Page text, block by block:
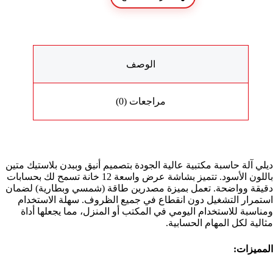
الوصف
مراجعات (0)
ديلي آلة حاسبة مكتبية عالية الجودة بتصميم أنيق وببدن بلاستيك متين
باللون الأسود. تتميز بشاشة عرض واسعة 12 خانة تسمح لك بحسابات
دقيقة وواضحة. تعمل بميزة مصدرين طاقة (شمسي وبطارية) لضمان
استمرار التشغيل دون انقطاع في جميع الظروف. سهلة الاستخدام
ومناسبة للاستخدام اليومي في المكتب أو المنزل، مما يجعلها أداة
مثالية لكل المهام الحسابية.
المميزات: